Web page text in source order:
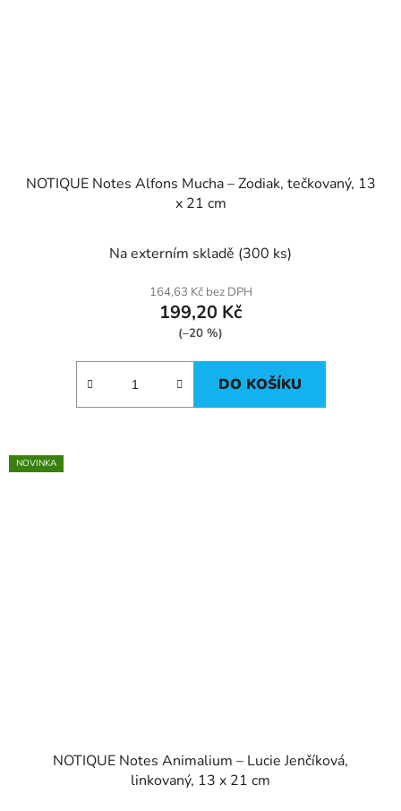
NOTIQUE Notes Alfons Mucha – Zodiak, tečkovaný, 13
x 21 cm
Na externím skladě (300 ks)
164,63 Kč bez DPH
199,20 Kč
(–20 %)
DO KOŠÍKU
NOVINKA
NOTIQUE Notes Animalium – Lucie Jenčíková,
linkovaný, 13 x 21 cm